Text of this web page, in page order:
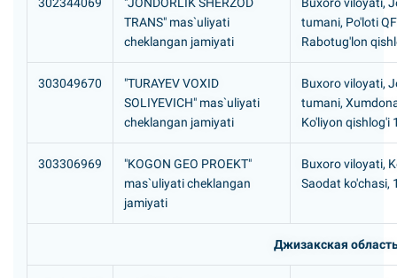
TRANS" mas`uliyati
cheklangan jamiyati
tumani, Po'loti
Rabotug'lon
303049670
"TURAYEV VOXID
SOLIYEVICH" mas`uliyati
cheklangan jamiyati
Buxoro viloyati,
tumani,
Ko'liyon qishlog'i
303306969
"KOGON GEO PROEKT"
mas`uliyati cheklangan
jamiyati
Buxoro viloyati,
Saodat ko'chasi,
Джизакская